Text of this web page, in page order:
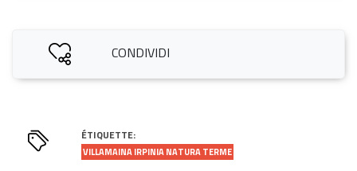
CONDIVIDI
ÉTIQUETTE:
VILLAMAINA IRPINIA NATURA TERME